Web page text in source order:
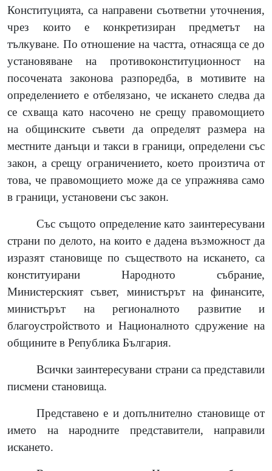
Конституцията, са направени съответни уточнения,
чрез които е конкретизиран предметът на
тълкуване. По отношение на частта, отнасяща се до
установяване на противоконституционност на
посочената законова разпоредба, в мотивите на
определението е отбелязано, че искането следва да
се схваща като насочено не срещу правомощието
на общинските съвети да определят размера на
местните данъци и такси в граници, определени със
закон, а срещу ограничението, което произтича от
това, че правомощието може да се упражнява само
в граници, установени със закон.
Със същото определение като заинтересувани
страни по делото, на които е дадена възможност да
изразят становище по съществото на искането, са
конституирани Народното събрание,
Министерският съвет, министърът на финансите,
министърът на регионалното развитие и
благоустройството и Националното сдружение на
общините в Република България.
Всички заинтересувани страни са представили
писмени становища.
Представено е и допълнително становище от
името на народните представители, направили
искането.